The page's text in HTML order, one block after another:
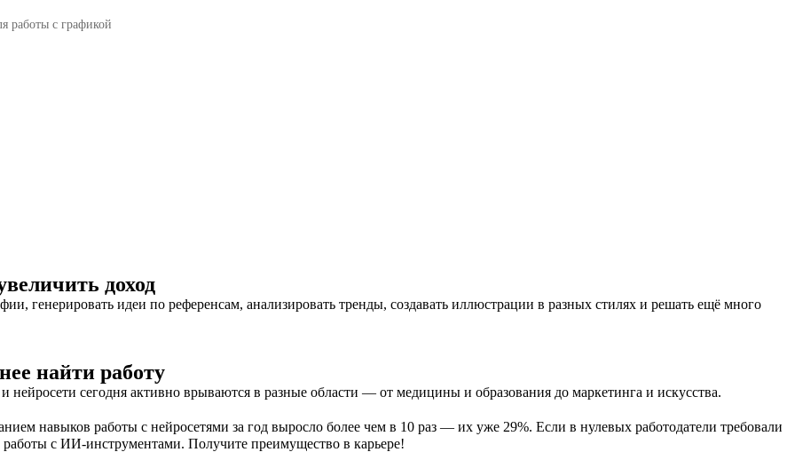
работы с графикой
доход
генерировать идеи по референсам, анализировать тренды, создавать иллюстрации в разных стилях и решать ещё много
найти работу
сегодня активно врываются в разные области — от медицины и образования до маркетинга и искусства.
навыков работы с нейросетями за год выросло более чем в 10 раз — их уже 29%. Если в нулевых работодатели требовали
с ИИ-инструментами. Получите преимущество в карьере!